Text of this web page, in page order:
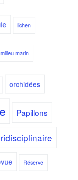
lichen
milieu marin
orchidées
Papillons
Réserve